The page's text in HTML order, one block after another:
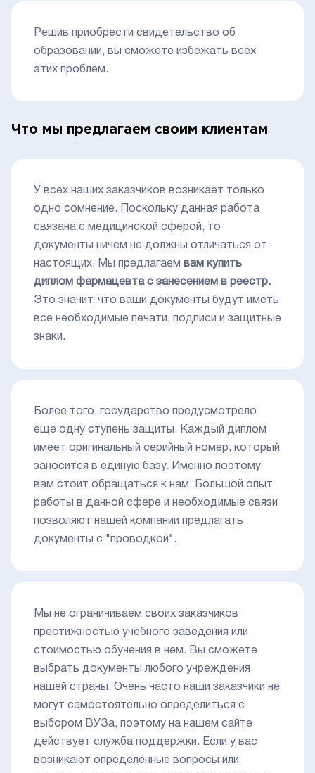
Решив приобрести свидетельство об
образовании, вы сможете избежать всех
этих проблем.
Что мы предлагаем своим клиентам
У всех наших заказчиков возникает только
одно сомнение. Поскольку данная работа
связана с медицинской сферой, то
документы ничем не должны отличаться от
настоящих. Мы предлагаем вам купить
диплом фармацевта с занесением в реестр.
Это значит, что ваши документы будут иметь
все необходимые печати, подписи и защитные
знаки.
Более того, государство предусмотрело
еще одну ступень защиты. Каждый диплом
имеет оригинальный серийный номер, который
заносится в единую базу. Именно поэтому
вам стоит обращаться к нам. Большой опыт
работы в данной сфере и необходимые связи
позволяют нашей компании предлагать
документы с "проводкой".
Мы не ограничиваем своих заказчиков
престижностью учебного заведения или
стоимостью обучения в нем. Вы сможете
выбрать документы любого учреждения
нашей страны. Очень часто наши заказчики не
могут самостоятельно определиться с
выбором ВУЗа, поэтому на нашем сайте
действует служба поддержки. Если у вас
возникают определенные вопросы или